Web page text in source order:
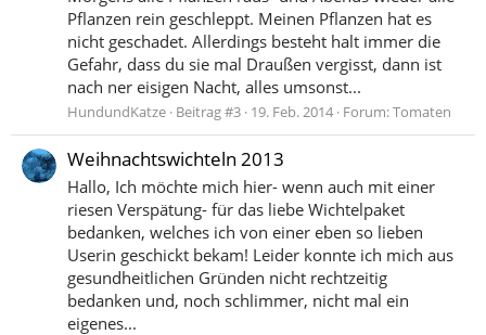
Pflanzen rein geschleppt. Meinen Pflanzen hat es
nicht geschadet. Allerdings besteht halt immer die
Gefahr, dass du sie mal Draußen vergisst, dann ist
nach ner eisigen Nacht, alles umsonst...
HundundKatze Beitrag #3 19. Feb. 2014 Forum:Tomaten
Weihnachtswichteln 2013
Hallo, Ich möchte mich hier- wenn auch mit einer
riesen Verspätung- für das liebe Wichtelpaket
bedanken, welches ich von einer eben so lieben
Userin geschickt bekam! Leider konnte ich mich aus
gesundheitlichen Gründen nicht rechtzeitig
bedanken und, noch schlimmer, nicht mal ein
eigenes...